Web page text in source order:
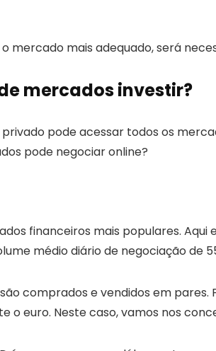
o mercado mais adequado, será
mercados investir?
privado pode acessar todos os
pode negociar online?
financeiros mais populares. Aqui
médio diário de negociação de
comprados e vendidos em
o euro. Neste caso, vamos nos